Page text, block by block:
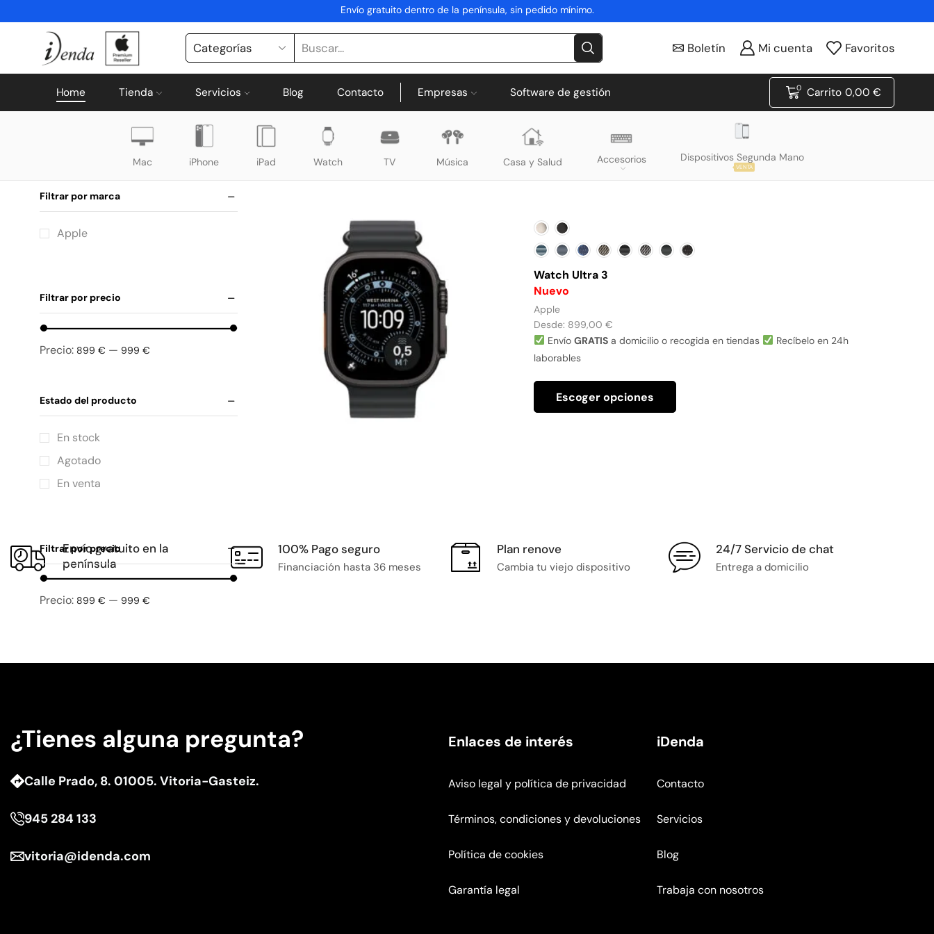
Envío gratuito dentro de la península, sin pedido mínimo.
Boletín Mi cuenta Favoritos
Home Tienda Servicios Blog Contacto Empresas Software de gestión 0 Carrito 0,00€
Mac iPhone iPad Watch TV Música Casa y Salud Accesorios Dispositivos Segunda Mano
VENTA
Watch Ultra 3
Nuevo
Apple
Desde: 899,00 €
Envío GRATISa domicilio o recogida en tiendas
Recíbelo en 24h
laborables
Escoger opciones
Envío gratuito en la
península
100% Pago seguro
Financiación hasta 36 meses
Plan renove
Cambia tu viejo dispositivo
24/7 Servicio de chat
Entrega a domicilio
Filtrar por marca
Apple
Filtrar por precio
Precio: 899 € — 999 €
Estado del producto
En stock
Agotado
En venta
Filtrar por precio
Precio: 899 € — 999 €
¿Tienes alguna pregunta?
Calle Prado, 8. 01005. Vitoria-Gasteiz.
945 284 133
vitoria@idenda.com
Enlaces de interés
Aviso legal y política de privacidad
Términos, condiciones y devoluciones
Política de cookies
Garantía legal
iDenda
Contacto
Servicios
Blog
Trabaja con nosotros